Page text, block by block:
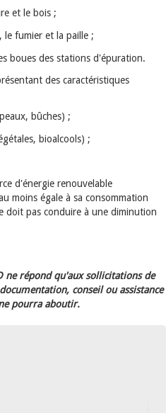
et le bois ;
le fumier et la paille ;
boues des stations d'épuration.
des caractéristiques
bûches) ;
bioalcools) ;
d'énergie renouvelable
moins égale à sa consommation
doit pas conduire à une diminution
ne répond qu'aux sollicitations de
conseil ou assistance
pourra aboutir.